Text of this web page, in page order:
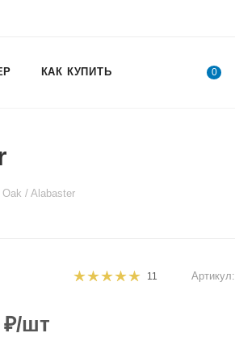
0
КАК КУПИТЬ
/ Alabaster
11 Артикул:
/шт